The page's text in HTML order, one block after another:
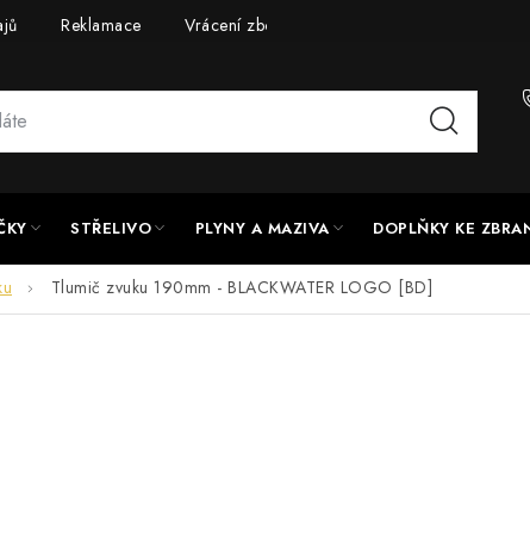
Reklamace Vrácení zboží
STŘELIVO PLYNY A MAZIVA DOPLŇKY KE
Tlumič zvuku 190mm - BLACKWATER LOGO [BD]